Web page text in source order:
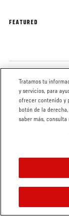
FEATURED
Tags FOX 14
Tratamos tu
y servicios, para
ofrecer contenido y
botón de la
saber más,